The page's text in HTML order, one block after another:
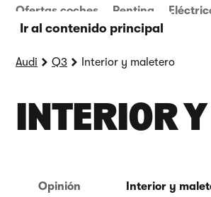
Ir al contenido principal
Ofertas coches Renting
Audi Q3 Interior y maletero
INTERIOR
Opinión Interior y